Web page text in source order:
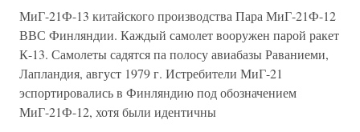
МиГ-21Ф-13 китайского производства Пара МиГ-21Ф-12
ВВС Финляндии. Каждый самолет вооружен парой ракет
К-13. Самолеты садятся па полосу авиабазы Раваниеми,
Лапландия, август 1979 г. Истребители МиГ-21
эспортировались в Финляндию под обозначением
МиГ-21Ф-12, хотя были идентичны